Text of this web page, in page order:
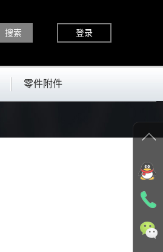
登录
零件附件